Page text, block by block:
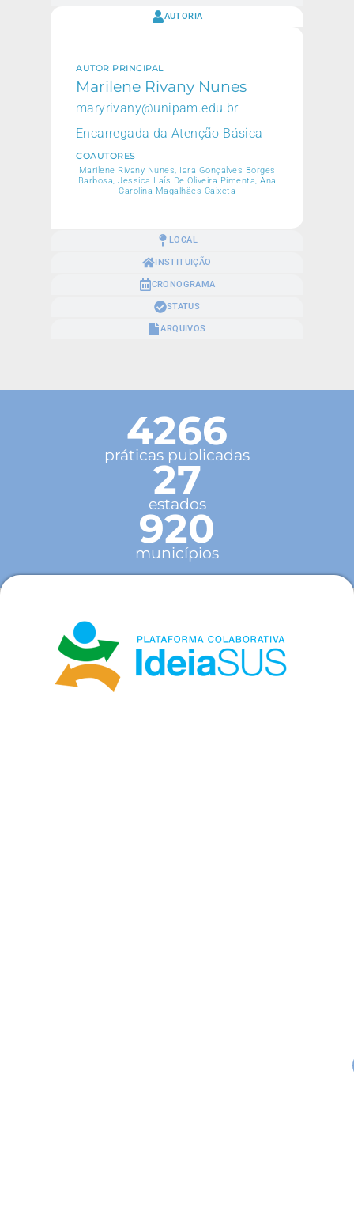
AUTORIA
LOCAL
INSTITUIÇÃO
CRONOGRAMA
STATUS
ARQUIVOS
AUTOR PRINCIPAL
Marilene Rivany Nunes
maryrivany@unipam.edu.br
Encarregada da Atenção Básica
COAUTORES
Marilene Rivany Nunes, Iara Gonçalves Borges
Barbosa, Jessica Laís De Oliveira Pimenta, Ana
Carolina Magalhães Caixeta
4266
práticas publicadas
27
estados
920
municípios